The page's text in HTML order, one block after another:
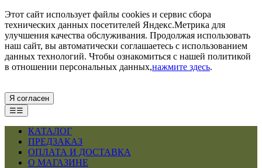
Этот сайт использует файлы cookies и сервис сбора
технических данных посетителей Яндекс.Метрика для
улучшения качества обслуживания. Продолжая использовать
наш сайт, вы автоматически соглашаетесь с использованием
данных технологий. Чтобы ознакомиться с нашей политикой
в отношении персональных данных,нажмите здесь.
Я согласен
☰☰
КАТАЛОГ
ПРЕДЗАКАЗ
ОПЛАТА И ДОСТАВКА
О МАГАЗИНЕ